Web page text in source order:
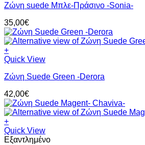
Ζώνη suede Μπλε-Πράσινο -Sonia-
35,00€
+
Quick View
Ζώνη Suede Green -Derora
42,00€
+
Quick View
Εξαντλημένο